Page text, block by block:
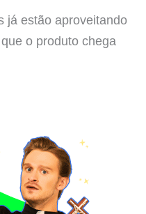
já estão aproveitando
o produto chega